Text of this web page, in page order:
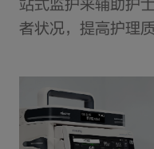
站式监护来辅助护
者状况，提高护理质